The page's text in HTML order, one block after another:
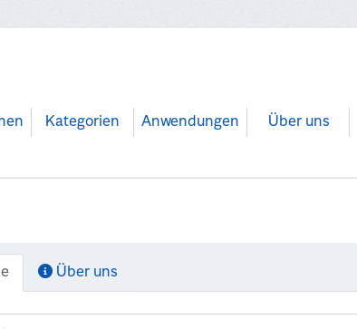
Kategorien Anwendungen Über uns
Über uns